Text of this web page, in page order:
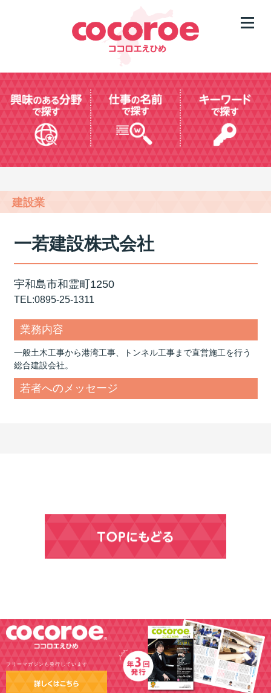
建設業
一若建設株式会社
宇和島市和霊町1250
TEL:0895-25-1311
業務内容
一般土木工事から港湾工事、トンネル工事まで直営施工を行う
総合建設会社。
若者へのメッセージ
フリーマガジンも発行しています